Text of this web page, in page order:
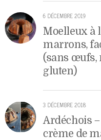
6 DÉCEMBRE 2019
Moelleux à
marrons,
(sans œufs,
gluten)
3 DÉCEMBRE 2018
Ardéchois
crème de